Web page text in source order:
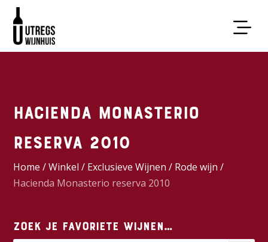
Hacienda Monasterio
reserva 2010
Home /Winkel / Exclusieve Wijnen / Rode wijn /
Hacienda Monasterio reserva 2010
Zoek je favoriete wijnen…